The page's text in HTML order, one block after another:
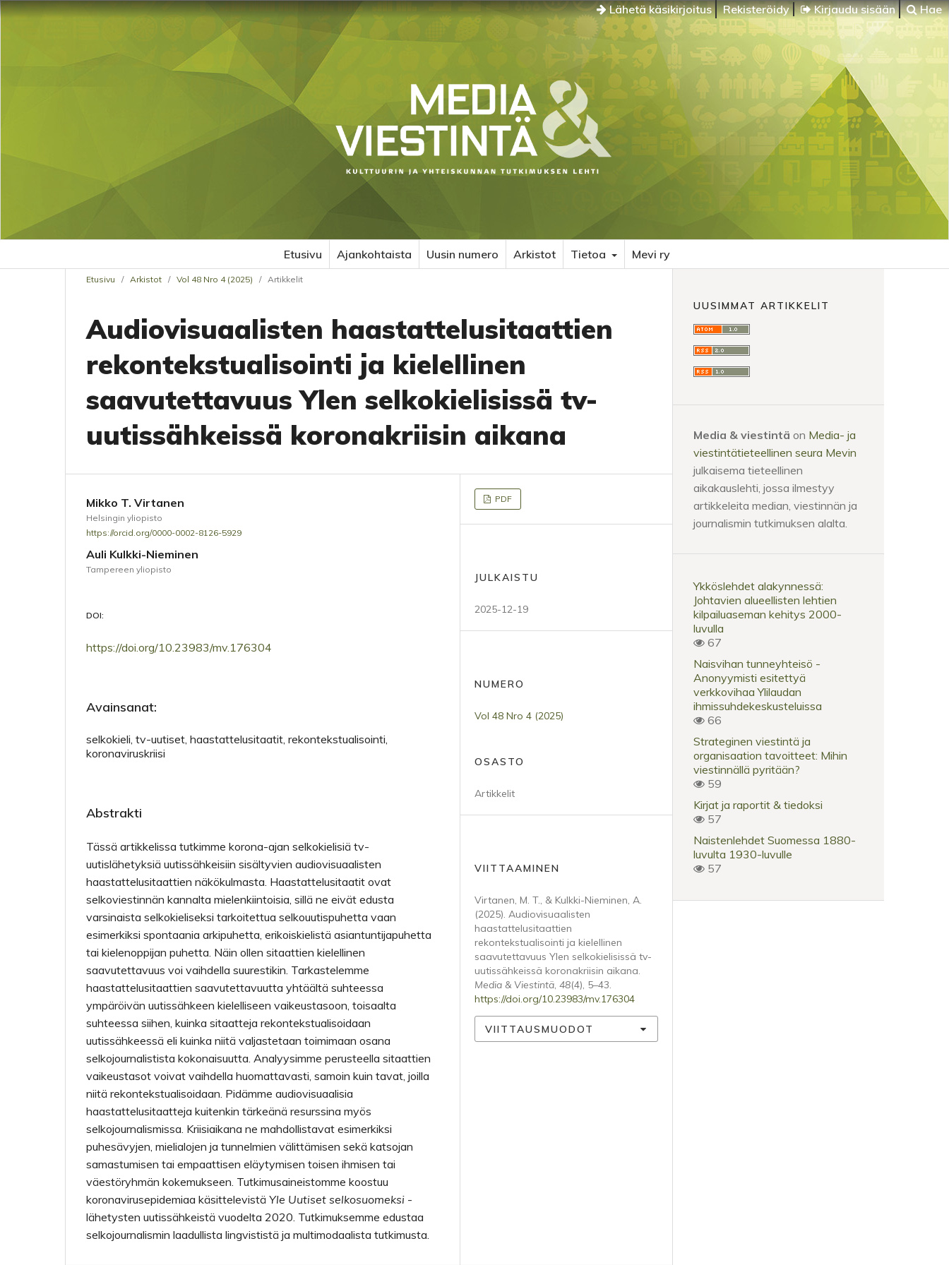
Lähetä käsikirjoitus Rekisteröidy Kirjaudu sisään Hae
Etusivu Ajankohtaista Uusin numero Arkistot Tietoa Mevi ry
Etusivu / Arkistot / Vol 48 Nro 4 (2025) / Artikkelit
Audiovisuaalisten haastattelusitaattien
rekontekstualisointi ja kielellinen
saavutettavuus Ylen selkokielisissä tv-
uutissähkeissä koronakriisin aikana
Mikko T. Virtanen
Helsingin yliopisto
https://orcid.org/0000-0002-8126-5929
Auli Kulkki-Nieminen
Tampereen yliopisto
DOI:
https://doi.org/10.23983/mv.176304
Avainsanat:
selkokieli, tv-uutiset, haastattelusitaatit, rekontekstualisointi,
koronaviruskriisi
Abstrakti
Tässä artikkelissa tutkimme korona-ajan selkokielisiä tv-
uutislähetyksiä uutissähkeisiin sisältyvien audiovisuaalisten
haastattelusitaattien näkökulmasta. Haastattelusitaatit ovat
selkoviestinnän kannalta mielenkiintoisia, sillä ne eivät edusta
varsinaista selkokieliseksi tarkoitettua selkouutispuhetta vaan
esimerkiksi spontaania arkipuhetta, erikoiskielistä asiantuntijapuhetta
tai kielenoppijan puhetta. Näin ollen sitaattien kielellinen
saavutettavuus voi vaihdella suurestikin. Tarkastelemme
haastattelusitaattien saavutettavuutta yhtäältä suhteessa
ympäröivän uutissähkeen kielelliseen vaikeustasoon, toisaalta
suhteessa siihen, kuinka sitaatteja rekontekstualisoidaan
uutissähkeessä eli kuinka niitä valjastetaan toimimaan osana
selkojournalistista kokonaisuutta. Analyysimme perusteella sitaattien
vaikeustasot voivat vaihdella huomattavasti, samoin kuin tavat, joilla
niitä rekontekstualisoidaan. Pidämme audiovisuaalisia
haastattelusitaatteja kuitenkin tärkeänä resurssina myös
selkojournalismissa. Kriisiaikana ne mahdollistavat esimerkiksi
puhesävyjen, mielialojen ja tunnelmien välittämisen sekä katsojan
samastumisen tai empaattisen eläytymisen toisen ihmisen tai
väestöryhmän kokemukseen. Tutkimusaineistomme koostuu
koronavirusepidemiaa käsittelevistä Yle Uutiset selkosuomeksi -
lähetysten uutissähkeistä vuodelta 2020. Tutkimuksemme edustaa
selkojournalismin laadullista lingvististä ja multimodaalista tutkimusta.
PDF
JULKAISTU
2025-12-19
NUMERO
Vol 48 Nro 4 (2025)
OSASTO
Artikkelit
VIITTAAMINEN
Virtanen, M. T., & Kulkki-Nieminen, A.
(2025). Audiovisuaalisten
haastattelusitaattien
rekontekstualisointi ja kielellinen
saavutettavuus Ylen selkokielisissä tv-
uutissähkeissä koronakriisin aikana.
Media & Viestintä, 48(4), 5–43.
https://doi.org/10.23983/mv.176304
VIITTAUSMUODOT
UUSIMMAT ARTIKKELIT
Media & viestintä on Media- ja
viestintätieteellinen seura Mevin
julkaisema tieteellinen
aikakauslehti, jossa ilmestyy
artikkeleita median, viestinnän ja
journalismin tutkimuksen alalta.
Ykköslehdet alakynnessä:
Johtavien alueellisten lehtien
kilpailuaseman kehitys 2000-
luvulla
67
Naisvihan tunneyhteisö -
Anonyymisti esitettyä
verkkovihaa Ylilaudan
ihmissuhdekeskusteluissa
66
Strateginen viestintä ja
organisaation tavoitteet: Mihin
viestinnällä pyritään?
59
Kirjat ja raportit & tiedoksi
57
Naistenlehdet Suomessa 1880-
luvulta 1930-luvulle
57